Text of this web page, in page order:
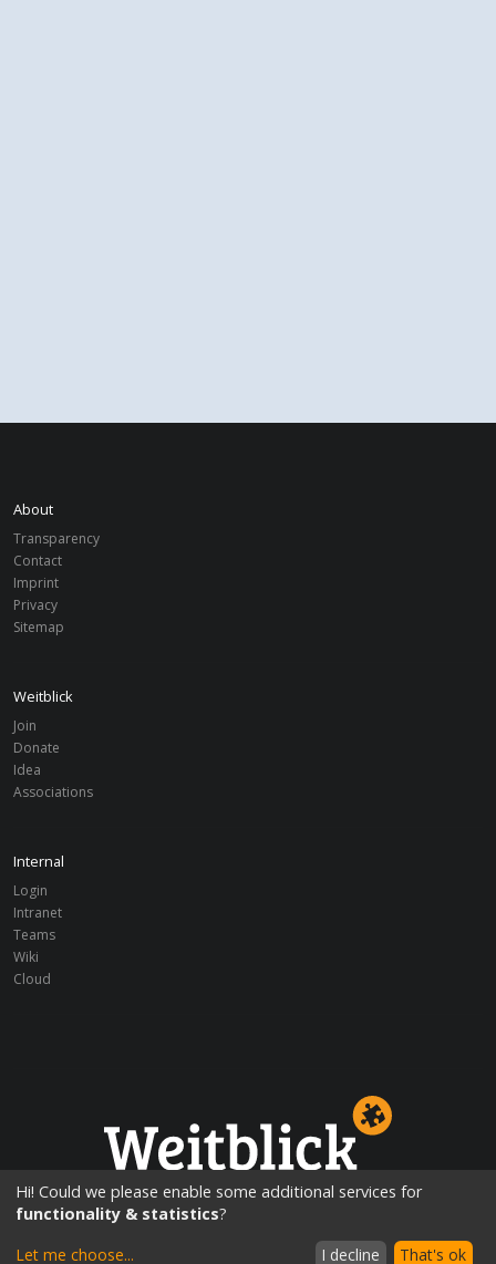
About
Transparency
Contact
Imprint
Privacy
Sitemap
Weitblick
Join
Donate
Idea
Associations
Internal
Login
Intranet
Teams
Wiki
Cloud
Education opportunities worldwide!
Hi! Could we please enable some additional services for
functionality & statistics?
Let me choose... I decline That's ok